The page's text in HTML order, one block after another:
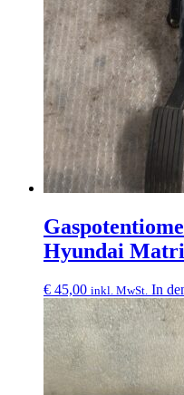
Hyundai
€ 45,00 inkl. MwSt. In